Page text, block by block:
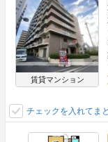
賃貸マンション
チェックを入れてま